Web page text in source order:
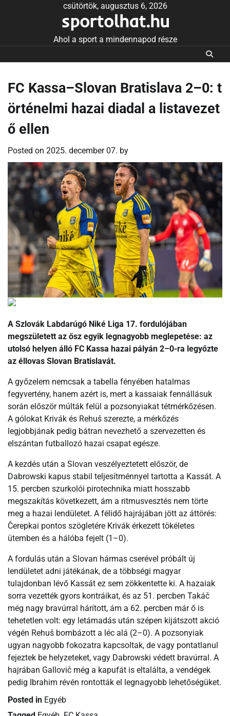
csütörtök, augusztus 6, 2026
sportolhat.hu
Ahol a sport a mindennapod része
FC Kassa–Slovan Bratislava 2–0: t
örténelmi hazai diadal a listavezet
ő ellen
Posted on 2025. december 07. by
A Szlovák Labdarúgó Niké Liga 17. fordulójában
megszületett az ősz egyik legnagyobb meglepetése: az
utolsó helyen álló FC Kassa hazai pályán 2–0-ra legyőzte
az éllovas Slovan Bratislavát.
A győzelem nemcsak a tabella fényében hatalmas
fegyvertény, hanem azért is, mert a kassaiak fennállásuk
során először múlták felül a pozsonyiakat tétmérkőzésen.
A gólokat Krivák és Rehuš szerezte, a mérkőzés
legjobbjának pedig bátran nevezhető a szervezetten és
elszántan futballozó hazai csapat egésze.
A kezdés után a Slovan veszélyeztetett először, de
Dabrowski kapus stabil teljesítménnyel tartotta a Kassát. A
15. percben szurkolói pirotechnika miatt hosszabb
megszakítás következett, ám a ritmusvesztés nem törte
meg a hazai lendületet. A félidő hajrájában jött az áttörés:
Čerepkai pontos szögletére Krivák érkezett tökéletes
ütemben és a hálóba fejelt (1–0).
A fordulás után a Slovan hármas cserével próbált új
lendületet adni játékának, de a többségi magyar
tulajdonban lévő Kassát ez sem zökkentette ki. A hazaiak
sorra vezették gyors kontráikat, és az 51. percben Takáč
még nagy bravúrral hárított, ám a 62. percben már ő is
tehetetlen volt: egy letámadás után szépen kijátszott akció
végén Rehuš bombázott a léc alá (2–0). A pozsonyiak
ugyan nagyobb fokozatra kapcsoltak, de vagy pontatlanul
fejeztek be helyzeteket, vagy Dabrowski védett bravúrral. A
hajrában Gallovič még a kapufát is eltalálta, a vendégek
pedig Ibrahim révén rontották el legnagyobb lehetőségüket.
Posted in Egyéb